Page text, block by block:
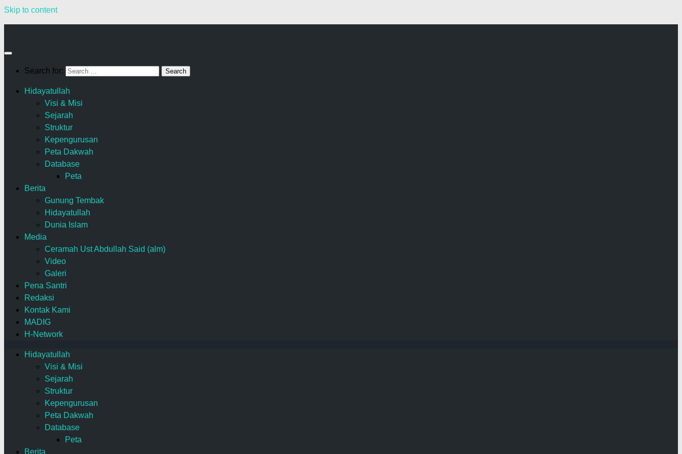
Skip to content
Search for:
Hidayatullah
Visi & Misi
Sejarah
Struktur
Kepengurusan
Peta Dakwah
Database
Peta
Berita
Gunung Tembak
Hidayatullah
Dunia Islam
Media
Ceramah Ust Abdullah Said (alm)
Video
Galeri
Pena Santri
Redaksi
Kontak Kami
MADIG
H-Network
Hidayatullah
Visi & Misi
Sejarah
Struktur
Kepengurusan
Peta Dakwah
Database
Peta
Berita